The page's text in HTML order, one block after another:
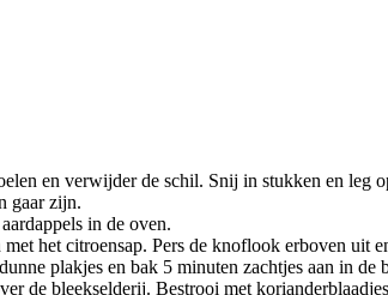
en verwijder de schil. Snij in stukken en
gaar zijn.
in de oven.
het citroensap. Pers de knoflook erboven uit
plakjes en bak 5 minuten zachtjes aan in de
de bleekselderij. Bestrooi met